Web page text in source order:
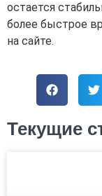
остается
более быстрое
на сайте.
Текущие